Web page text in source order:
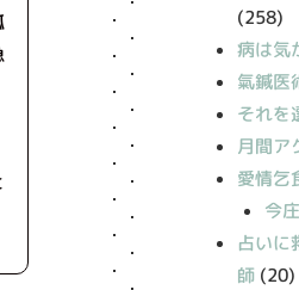
(258)
病は気
氣鍼医
それを
月間ア
愛情乞
今
占いに
師 (20)